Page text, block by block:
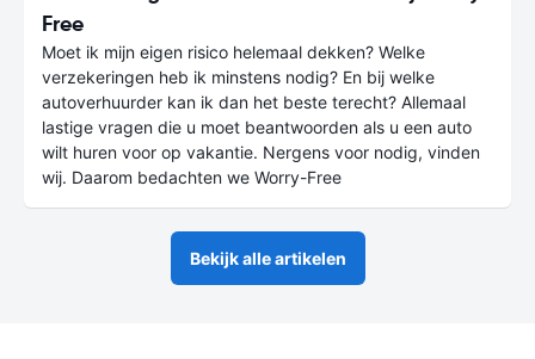
Free
Moet ik mijn eigen risico helemaal dekken? Welke
verzekeringen heb ik minstens nodig? En bij welke
autoverhuurder kan ik dan het beste terecht? Allemaal
lastige vragen die u moet beantwoorden als u een auto
wilt huren voor op vakantie. Nergens voor nodig, vinden
wij. Daarom bedachten we Worry-Free
Bekijk alle artikelen